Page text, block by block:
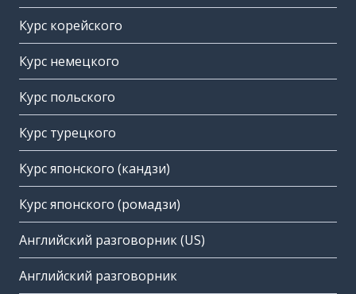
Курс корейского
Курс немецкого
Курс польского
Курс турецкого
Курс японского (кандзи)
Курс японского (ромадзи)
Английский разговорник (US)
Английский разговорник